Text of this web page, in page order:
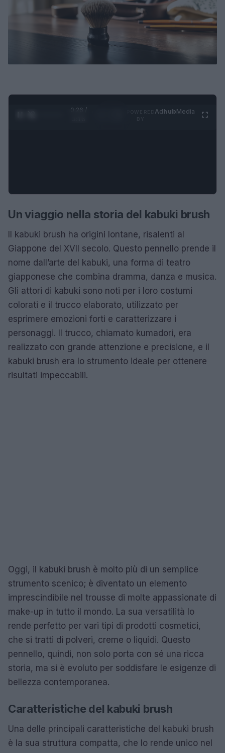
0:26 /
AdhubMedia
Un viaggio nella storia del kabuki brush
Il kabuki brush ha origini lontane, risalenti al
Giappone del XVII secolo. Questo pennello prende il
nome dall’arte del kabuki, una forma di teatro
giapponese che combina dramma, danza e musica.
Gli attori di kabuki sono noti per i loro costumi
colorati e il trucco elaborato, utilizzato per
esprimere emozioni forti e caratterizzare i
personaggi. Il trucco, chiamato kumadori, era
realizzato con grande attenzione e precisione, e il
kabuki brush era lo strumento ideale per ottenere
risultati impeccabili.
Oggi, il kabuki brush è molto più di un semplice
strumento scenico; è diventato un elemento
imprescindibile nel trousse di molte appassionate di
make-up in tutto il mondo. La sua versatilità lo
rende perfetto per vari tipi di prodotti cosmetici,
che si tratti di polveri, creme o liquidi. Questo
pennello, quindi, non solo porta con sé una ricca
storia, ma si è evoluto per soddisfare le esigenze di
bellezza contemporanea.
Caratteristiche del kabuki brush
Una delle principali caratteristiche del kabuki brush
è la sua struttura compatta, che lo rende unico nel